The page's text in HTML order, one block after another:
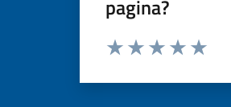
pagina?
Valuta da 1 a 5 stelle la